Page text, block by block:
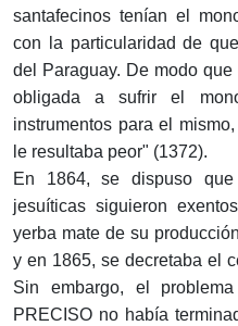
santafecinos tenían el
con la particularidad de
del Paraguay. De modo
obligada a sufrir el
instrumentos para el
le resultaba peor" (1372).
En 1864, se dispuso
jesuíticas siguieron
yerba mate de su
y en 1865, se decretaba el
Sin embargo, el
PRECISO no había